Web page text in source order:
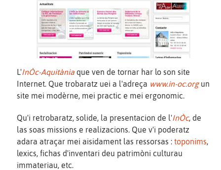
L'InÒc-Aquitània que ven de tornar har lo son site
Internet. Que trobaratz uei a l'adreça www.in-oc.orgun
site mei modèrne, mei practic e mei ergonomic.
Qu'i retrobaratz, solide, la presentacion de l'InÒc, de
las soas missions e realizacions. Que v'i poderatz
adara atraçar mei aisidament las ressorsas : toponims,
lexics, fichas d'inventari deu patrimòni culturau
immateriau, etc.